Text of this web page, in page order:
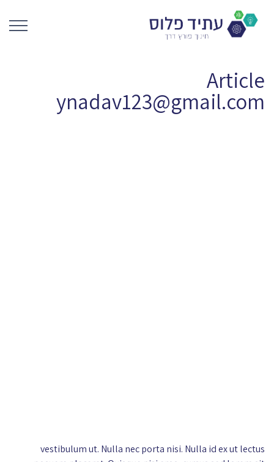
Article
ynadav123@gmail.com
vestibulum ut. Nulla nec porta nisi. Nulla id ex ut lectus